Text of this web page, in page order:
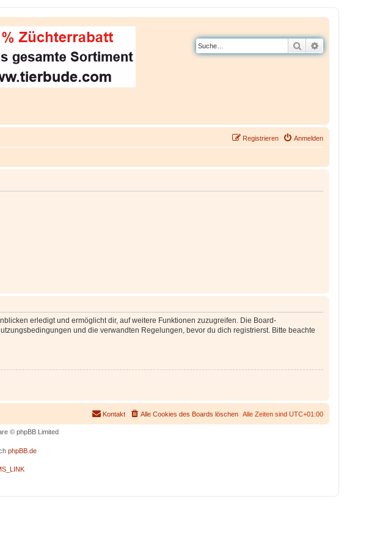
Suche
Anmelden
Registrieren
erledigt und ermöglicht dir, auf weitere Funktionen zuzugreifen. Die Board-
und die verwandten Regelungen, bevor du dich registrierst. Bitte beachte
Alle Zeiten sind UTC+01:00
Alle Cookies des Boards löschen
Kontakt
© phpBB Limited
phpBB.de